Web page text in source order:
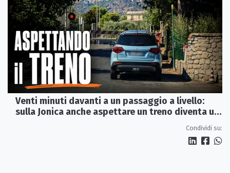
Venti minuti davanti a un passaggio a livello:
sulla Jonica anche aspettare un treno diventa un
Condividi su: